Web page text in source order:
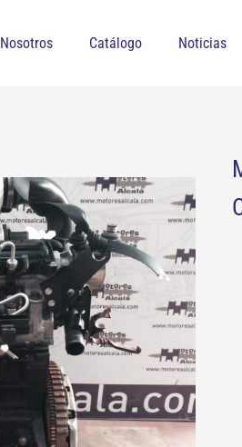
Nosotros Catálogo Noticias